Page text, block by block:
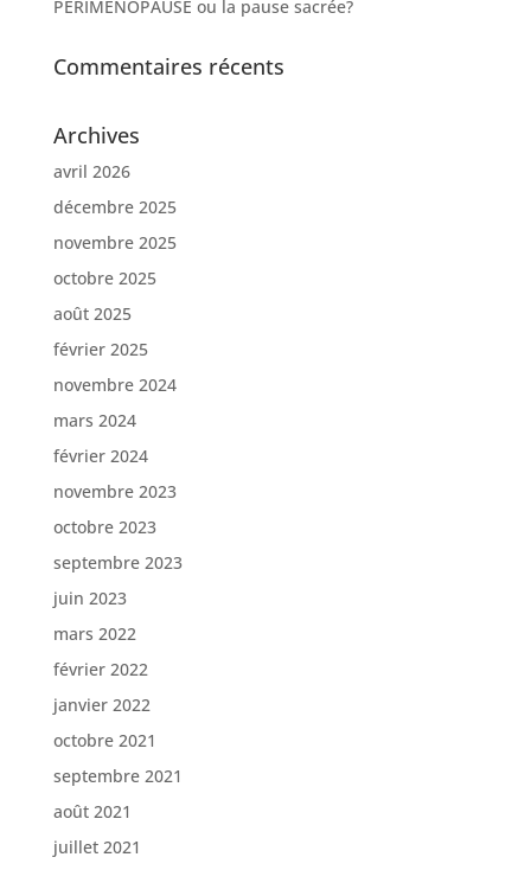
PÉRIMÉNOPAUSE ou la pause sacrée?
Commentaires récents
Archives
avril 2026
décembre 2025
novembre 2025
octobre 2025
août 2025
février 2025
novembre 2024
mars 2024
février 2024
novembre 2023
octobre 2023
septembre 2023
juin 2023
mars 2022
février 2022
janvier 2022
octobre 2021
septembre 2021
août 2021
juillet 2021